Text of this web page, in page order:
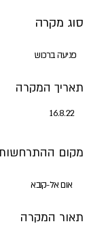
סוג מקרה
פגיעה ברכוש
תאריך המקרה
16.8.22
מקום
אום אל-קובא
תאור המקרה